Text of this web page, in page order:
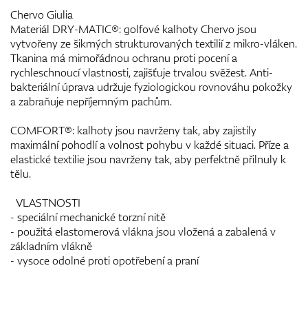
Chervo Giulia
Materiál DRY-MATIC®: golfové kalhoty Chervo jsou
vytvořeny ze šikmých strukturovaných textilií z mikro-vláken.
Tkanina má mimořádnou ochranu proti pocení a
rychleschnoucí vlastnosti, zajišťuje trvalou svěžest. Anti-
bakteriální úprava udržuje fyziologickou rovnováhu pokožky
a zabraňuje nepříjemným pachům.
COMFORT®: kalhoty jsou navrženy tak, aby zajistily
maximální pohodlí a volnost pohybu v každé situaci. Příze a
elastické textilie jsou navrženy tak, aby perfektně přilnuly k
tělu.
VLASTNOSTI
- speciální mechanické torzní nitě
- použitá elastomerová vlákna jsou vložená a zabalená v
základním vlákně
- vysoce odolné proti opotřebení a praní